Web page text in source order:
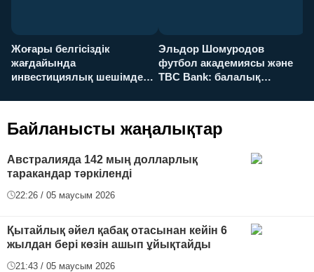
Жоғары белгісіздік
жағдайында
инвестициялық шешімдер
Эльдор Шомуродов
футбол академиясы және
TBC Bank: балалық
футболға дейін
Байланысты жаңалықтар
Австралияда 142 мың долларлық
таракандар тәркіленді
22:26 / 05 маусым 2026
Қытайлық әйел қабақ отасынан кейін 6
жылдан бері көзін ашып ұйықтайды
21:43 / 05 маусым 2026